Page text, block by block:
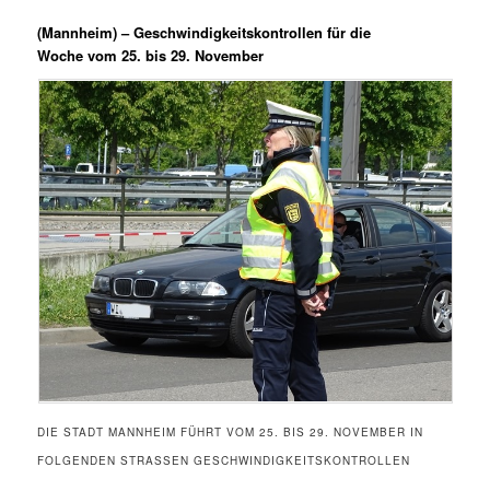
(Mannheim) –Geschwindigkeitskontrollen für die
Woche vom 25. bis 29. November
DIE STADT MANNHEIM FÜHRT VOM 25. BIS 29. NOVEMBER IN
FOLGENDEN STRASSEN GESCHWINDIGKEITSKONTROLLEN D